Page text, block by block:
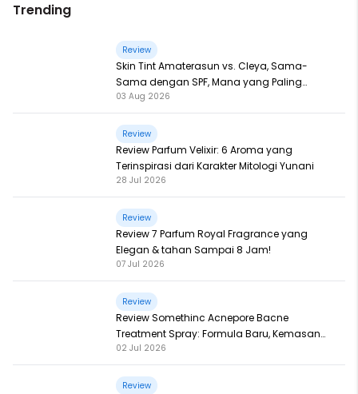
Trending
Review
Skin Tint Amaterasun vs. Cleya, Sama-
Sama dengan SPF, Mana yang Paling
Nampol?
03 Aug 2026
Review
Review Parfum Velixir: 6 Aroma yang
Terinspirasi dari Karakter Mitologi Yunani
28 Jul 2026
Review
Review 7 Parfum Royal Fragrance yang
Elegan & tahan Sampai 8 Jam!
07 Jul 2026
Review
Review Somethinc Acnepore Bacne
Treatment Spray: Formula Baru, Kemasan
Baru, Makin Ampuh!
02 Jul 2026
Review